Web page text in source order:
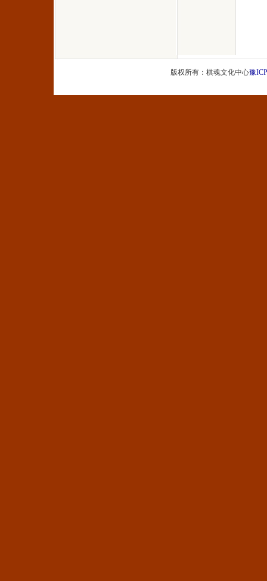
版权所有：棋魂文化中心豫